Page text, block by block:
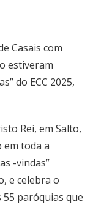
Casais com
estiveram
do ECC 2025,
Rei, em Salto,
toda a
-vindas”
e celebra o
paróquias que